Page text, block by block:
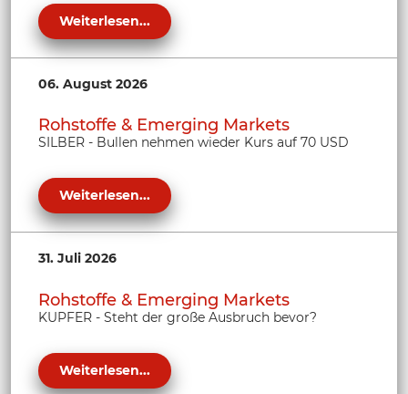
Weiterlesen...
06. August 2026
Rohstoffe & Emerging Markets
SILBER - Bullen nehmen wieder Kurs auf 70 USD
Weiterlesen...
31. Juli 2026
Rohstoffe & Emerging Markets
KUPFER - Steht der große Ausbruch bevor?
Weiterlesen...